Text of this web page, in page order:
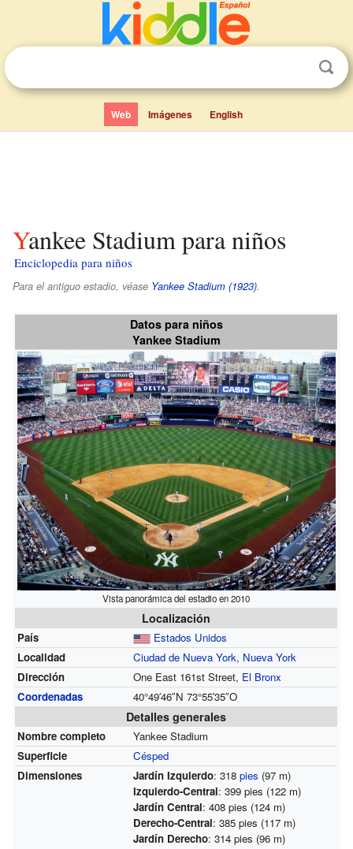
Web Imágenes English
Yankee Stadium para niños
Enciclopedia para niños
Para el antiguo estadio, véase Yankee Stadium (1923).
Datos para niños
Yankee Stadium
Vista panorámica del estadio en 2010
Localización
País
Estados Unidos
Localidad
Ciudad de Nueva York, Nueva York
Dirección
One East 161st Street, El Bronx
Coordenadas
40°49′46″N 73°55′35″O
Detalles generales
Nombre completo
Yankee Stadium
Superficie
Césped
Dimensiones
Jardín Izquierdo: 318 pies (97 m)
Izquierdo-Central: 399 pies (122 m)
Jardín Central: 408 pies (124 m)
Derecho-Central: 385 pies (117 m)
Jardín Derecho: 314 pies (96 m)